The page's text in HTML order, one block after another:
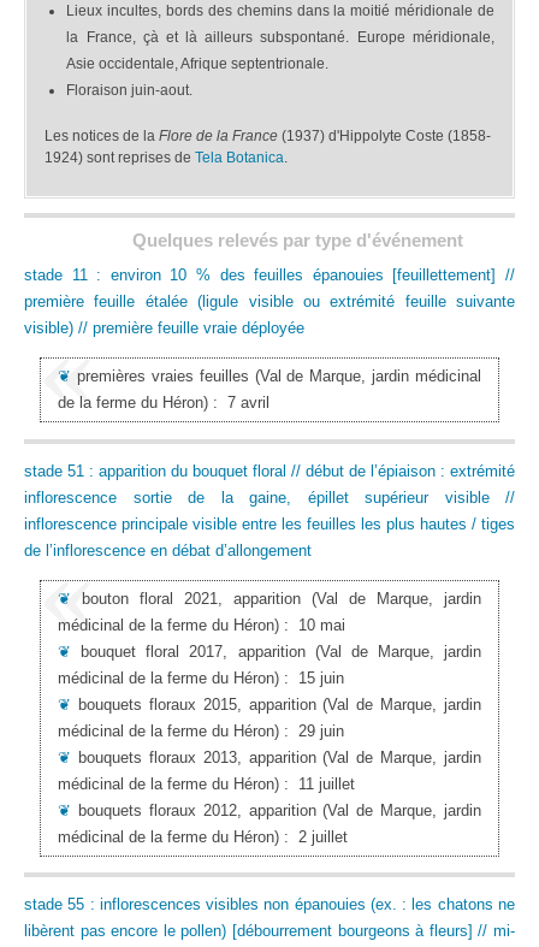
Lieux incultes, bords des chemins dans la moitié méridionale de
la France, çà et là ailleurs subspontané. Europe méridionale,
Asie occidentale, Afrique septentrionale.
Floraison juin-aout.
Les notices de laFlore de la France (1937) d'Hippolyte Coste (1858-
1924) sont reprises deTela Botanica.
Quelques relevés par type d'événement
stade 11 : environ 10 % des feuilles épanouies [feuillettement] //
première feuille étalée (ligule visible ou extrémité feuille suivante
visible) // première feuille vraie déployée
❦ premières vraies feuilles (Val de Marque, jardin médicinal
de la ferme du Héron): 7 avril
stade 51 : apparition du bouquet floral // début de l’épiaison : extrémité
inflorescence sortie de la gaine, épillet supérieur visible //
inflorescence principale visible entre les feuilles les plus hautes / tiges
de l’inflorescence en débat d’allongement
❦ bouton floral 2021, apparition
(Val de Marque, jardin
médicinal de la ferme du Héron): 10 mai
❦
bouquet floral 2017, apparition (Val de Marque, jardin
médicinal de la ferme du Héron): 15 juin
❦ bouquets floraux 2015, apparition (Val de Marque, jardin
médicinal de la ferme du Héron): 29 juin
❦ bouquets floraux 2013, apparition (Val de Marque, jardin
médicinal de la ferme du Héron): 11 juillet
❦ bouquets floraux 2012, apparition (Val de Marque, jardin
médicinal de la ferme du Héron): 2 juillet
stade 55 : inflorescences visibles non épanouies (ex. : les chatons ne
libèrent pas encore le pollen) [débourrement bourgeons à fleurs] // mi-